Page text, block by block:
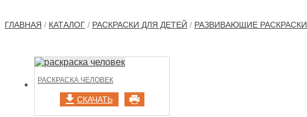
ГЛАВНАЯ / КАТАЛОГ / РАСКРАСКИ ДЛЯ ДЕТЕЙ / РАЗВИВАЮЩИЕ РАСКРАСКИ
РАСКРАСКА ЧЕЛОВЕК
СКАЧАТЬ